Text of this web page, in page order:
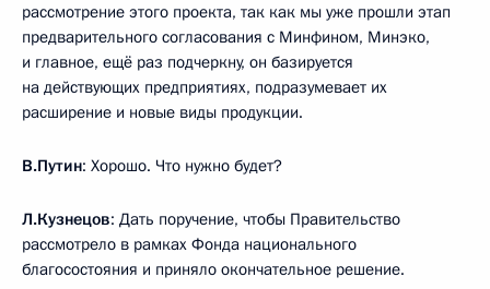
рассмотрение этого проекта, так как мы уже прошли этап
предварительного согласования с Минфином, Минэко,
и главное, ещё раз подчеркну, он базируется
на действующих предприятиях, подразумевает их
расширение и новые виды продукции.
В.Путин: Хорошо. Что нужно будет?
Л.Кузнецов: Дать поручение, чтобы Правительство
рассмотрело в рамках Фонда национального
благосостояния и приняло окончательное решение.